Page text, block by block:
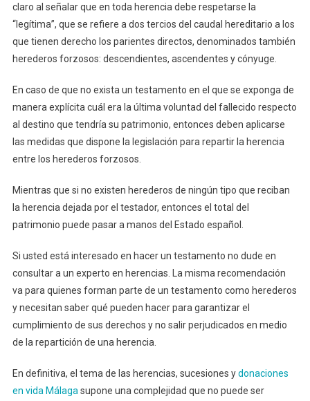
claro al señalar que en toda herencia debe respetarse la
“legítima”, que se refiere a dos tercios del caudal hereditario a los
que tienen derecho los parientes directos, denominados también
herederos forzosos: descendientes, ascendentes y cónyuge.
En caso de que no exista un testamento en el que se exponga de
manera explícita cuál era la última voluntad del fallecido respecto
al destino que tendría su patrimonio, entonces deben aplicarse
las medidas que dispone la legislación para repartir la herencia
entre los herederos forzosos.
Mientras que si no existen herederos de ningún tipo que reciban
la herencia dejada por el testador, entonces el total del
patrimonio puede pasar a manos del Estado español.
Si usted está interesado en hacer un testamento no dude en
consultar a un experto en herencias. La misma recomendación
va para quienes forman parte de un testamento como herederos
y necesitan saber qué pueden hacer para garantizar el
cumplimiento de sus derechos y no salir perjudicados en medio
de la repartición de una herencia.
En definitiva, el tema de las herencias, sucesiones ydonaciones
en vida Málaga supone una complejidad que no puede ser